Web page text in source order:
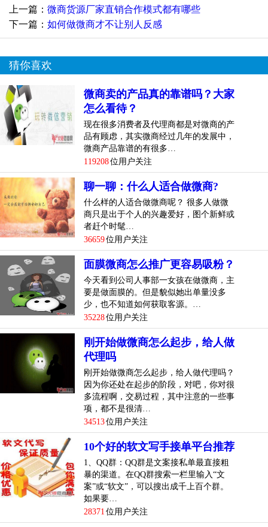
上一篇： 微商货源厂家直销合作模式都有哪些
下一篇： 如何做微商才不让别人反感
猜你喜欢
微商卖的产品真的靠谱吗？大家
怎么看待？
现在很多消费者及代理商都是对微商的产
品有顾虑，其实微商经过几年的发展中，
微商产品靠谱的有很多…
119208位用户关注
聊一聊：什么人适合做微商?
什么样的人适合做微商呢？ 很多人做微
商只是出于个人的兴趣爱好，图个新鲜或
者赶个时髦…
36659位用户关注
面膜微商怎么推广更容易吸粉？
今天看到公司人事部一女孩在做微商，主
要是做面膜的。但是貌似她出单量没多
少，也不知道如何获取客源。…
35228位用户关注
刚开始做微商怎么起步，给人做
代理吗
刚开始做微商怎么起步，给人做代理吗？
因为你还处在起步的阶段，对吧，你对很
多流程啊，交易过程，其中注意的一些事
项，都不是很清…
34513位用户关注
10个好的软文写手接单平台推荐
1、QQ群：QQ群是文案接私单最直接粗
暴的渠道。在QQ群搜索一栏里输入“文
案”或“软文”，可以搜出成千上百个群。
如果要…
28371 位用户关注